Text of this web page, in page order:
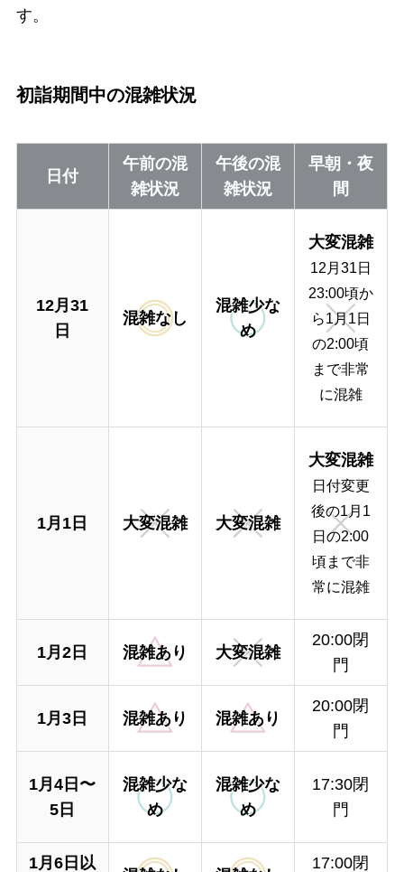
す。
初詣期間中の混雑状況
日付
午前の混
雑状況
午後の混
雑状況
早朝・夜
間
12月31
日
混雑なし
混雑少な
め
大変混雑
12月31日
23:00頃か
ら1月1日
の2:00頃
まで非常
に混雑
1月1日 大変混雑 大変混雑
大変混雑
日付変更
後の1月1
日の2:00
頃まで非
常に混雑
1月2日 混雑あり 大変混雑
20:00閉
門
1月3日 混雑あり 混雑あり
20:00閉
門
1月4日〜
5日
混雑少な
め
混雑少な
め
17:30閉
門
1月6日以
17:00閉